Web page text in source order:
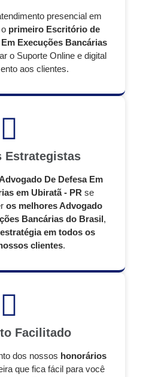
presencial em
primeiro Escritório de
Execuções Bancárias
o Suporte Online e digital
aos clientes.
Estrategistas
De Defesa Em
em Ubiratã - PR se
os melhores Advogado
Bancárias do Brasil,
estratégia em todos os
clientes.
Facilitado
dos nossos honorários
que fica fácil para você